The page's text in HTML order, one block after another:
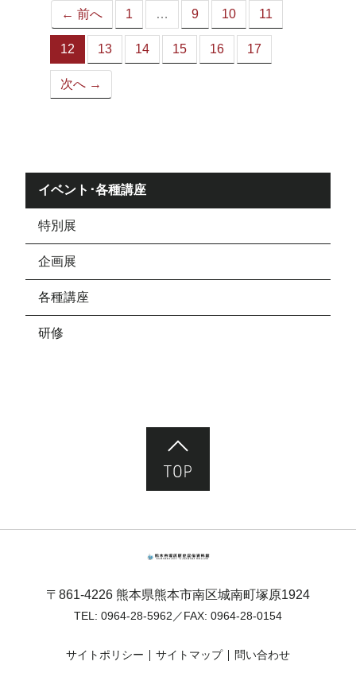
← 前へ 1 … 9 10 11
12
（こ
の
ペ
13 14 15 16 17
次へ →
イベント･各種講座
特別展
企画展
各種講座
研修
〒861-4226 熊本県熊本市南区城南町塚原1924
TEL: 0964-28-5962 ／FAX: 0964-28-0154
サイトポリシー サイトマップ 問い合わせ